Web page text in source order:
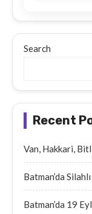
Search
Recent
Van, Hakkari,
Batman’da
Batman’da 19